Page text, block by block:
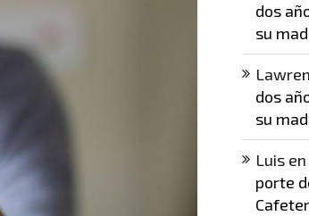
dos
su
dos
su
Luisen
porte